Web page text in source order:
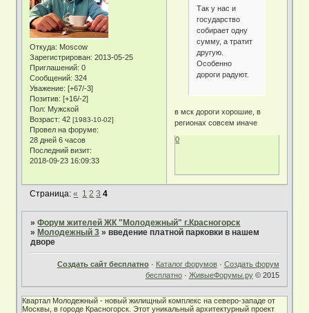
Откуда: Moscow
Зарегистрирован: 2013-05-25
Приглашений: 0
Сообщений: 324
Уважение: [+67/-3]
Позитив: [+16/-2]
Пол: Мужской
Возраст: 42[1983-10-02]
Провел на форуме:
28 дней 6 часов
Последний визит:
2018-09-23 16:09:33
Так у нас и
государство
собирает одну
сумму, а тратит
другую.
Особенно
дороги радуют.
в мск дороги хорошие, в
регионах совсем иначе
0
Страница:« 1 2 3 4
»Форум жителей ЖК "Молодежный" г.Красногорск
» Молодежный 3 »введение платной парковки в нашем
дворе
Создать сайт бесплатно· Каталог форумов· Создать форум
бесплатно· ЖивыеФорумы.ру© 2015
Квартал Молодежный - новый жилищный комплекс на северо-западе от
Москвы, в городе Красногорск. Этот уникальный архитектурный проект